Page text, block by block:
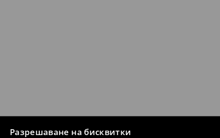
Разрешаване на бисквитки